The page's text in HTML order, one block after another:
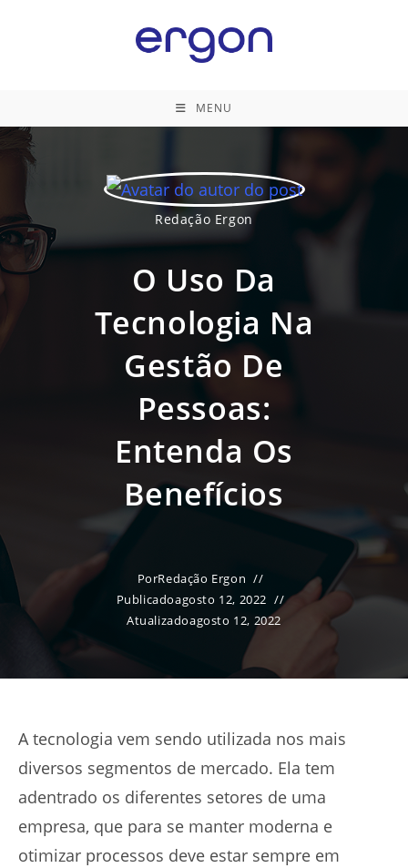
MENU
Redação Ergon
O Uso Da
Tecnologia Na
Gestão De
Pessoas:
Entenda Os
Benefícios
PorRedação Ergon
Publicadoagosto 12, 2022
Atualizadoagosto 12, 2022
A tecnologia vem sendo utilizada nos mais
diversos segmentos de mercado. Ela tem
adentrado os diferentes setores de uma
empresa, que para se manter moderna e
otimizar processos deve estar sempre em